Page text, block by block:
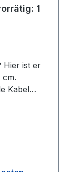
1
Hier ist er
cm.
Kabel